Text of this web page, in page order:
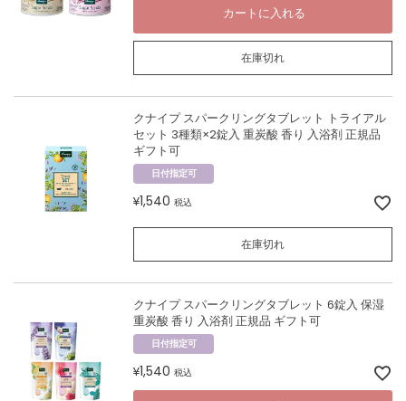
カートに入れる
在庫切れ
クナイプ スパークリングタブレット トライアル
セット 3種類×2錠入 重炭酸 香り 入浴剤 正規品
ギフト可
日付指定可
¥1,540 税込
在庫切れ
クナイプ スパークリングタブレット 6錠入 保湿
重炭酸 香り 入浴剤 正規品 ギフト可
日付指定可
¥1,540 税込